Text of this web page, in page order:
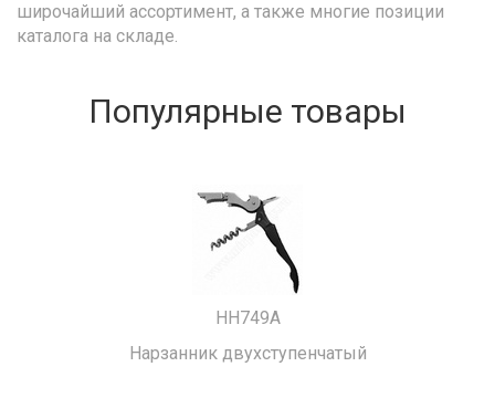
широчайший ассортимент, а также многие позиции
каталога на складе.
Популярные товары
HH749A
Нарзанник двухступенчатый